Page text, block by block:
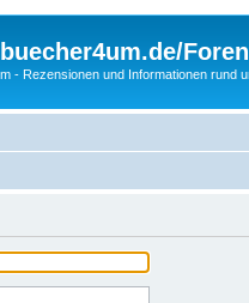
Foren
- Rezensionen und Informationen rund